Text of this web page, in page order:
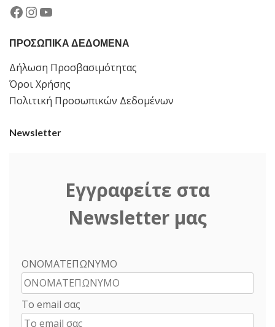
Facebook
Instagram
YouTube
ΠΡΟΣΩΠΙΚΑ ΔΕΔΟΜΕΝΑ
Δήλωση Προσβασιμότητας
Όροι Χρήσης
Πολιτική Προσωπικών Δεδομένων
Newsletter
Εγγραφείτε στα
Newsletter μας
ΟΝΟΜΑΤΕΠΩΝΥΜΟ
Το email σας